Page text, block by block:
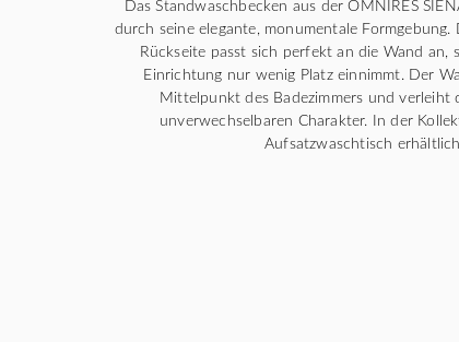
Das Standwaschbecken aus der OMNIRES
durch seine elegante, monumentale
Rückseite passt sich perfekt an die Wand an,
Einrichtung nur wenig Platz einnimmt. Der
Mittelpunkt des Badezimmers und verleiht
unverwechselbaren Charakter. In der
Aufsatzwaschtisch